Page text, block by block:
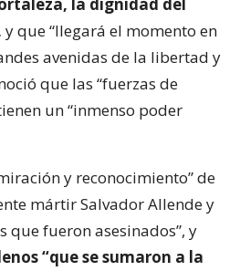
y que “llegará el momento en
avenidas de la libertad y
que las “fuerzas de
un “inmenso poder
y reconocimiento” de
mártir Salvador Allende y
que fueron asesinados”, y
“que se sumaron a la